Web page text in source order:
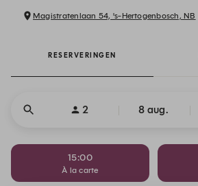
Magistratenlaan 54, 's-Hertogenbosch, NB
RESERVERINGEN
2 8 aug.
15:00
À la carte